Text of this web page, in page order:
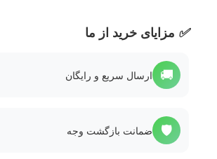
✅ مزایای خرید از ما
🚚 ارسال سریع و رایگان
🛡️ ضمانت بازگشت وجه